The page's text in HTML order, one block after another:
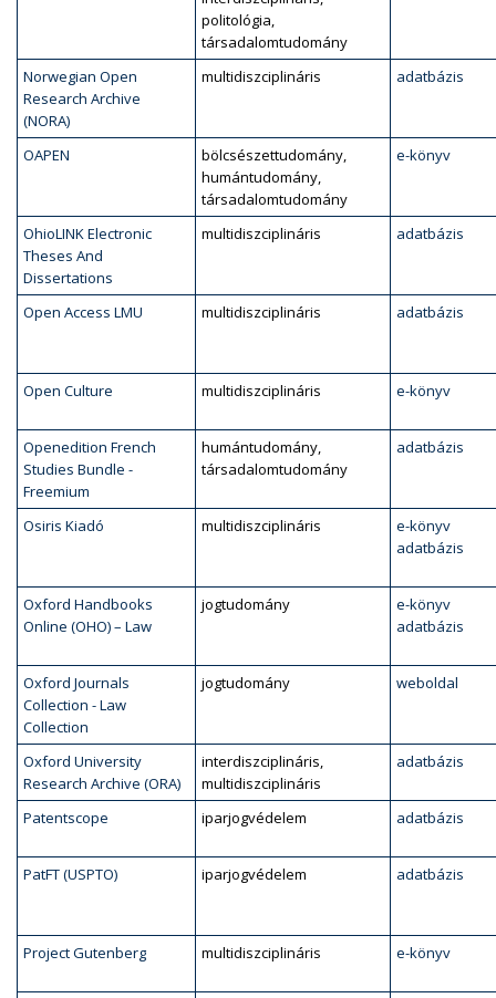
politológia,
társadalomtudomány
Norwegian Open
Research Archive
(NORA)
multidiszciplináris adatbázis
OAPEN
bölcsészettudomány,
humántudomány,
társadalomtudomány
e-könyv
OhioLINK Electronic
Theses And
Dissertations
multidiszciplináris adatbázis
Open Access LMU multidiszciplináris adatbázis
Open Culture multidiszciplináris e-könyv
Openedition French
Studies Bundle -
Freemium
humántudomány,
társadalomtudomány
adatbázis
Osiris Kiadó multidiszciplináris
e-könyv
adatbázis
Oxford Handbooks
Online (OHO) – Law
jogtudomány
e-könyv
adatbázis
Oxford Journals
Collection - Law
Collection
jogtudomány weboldal
Oxford University
Research Archive (ORA)
interdiszciplináris,
multidiszciplináris
adatbázis
Patentscope iparjogvédelem adatbázis
PatFT (USPTO) iparjogvédelem adatbázis
Project Gutenberg multidiszciplináris e-könyv